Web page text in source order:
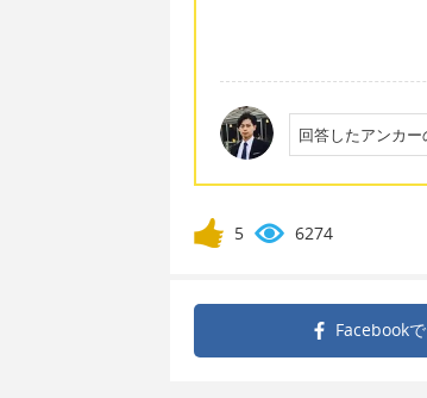
回答したアンカー
5 6274
Facebookで